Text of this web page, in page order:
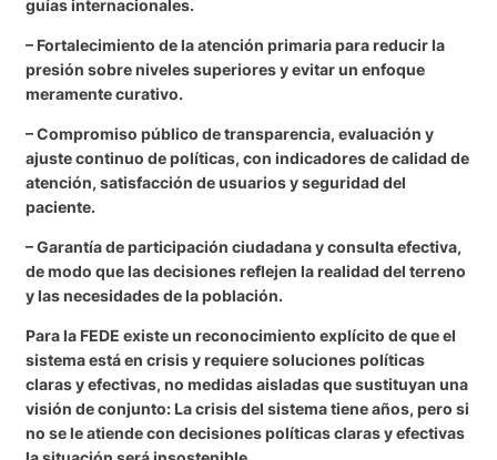
guías internacionales.
– Fortalecimiento de la atención primaria para reducir la
presión sobre niveles superiores y evitar un enfoque
meramente curativo.
– Compromiso público de transparencia, evaluación y
ajuste continuo de políticas, con indicadores de calidad de
atención, satisfacción de usuarios y seguridad del
paciente.
– Garantía de participación ciudadana y consulta efectiva,
de modo que las decisiones reflejen la realidad del terreno
y las necesidades de la población.
Para la FEDE existe un reconocimiento explícito de que el
sistema está en crisis y requiere soluciones políticas
claras y efectivas, no medidas aisladas que sustituyan una
visión de conjunto: La crisis del sistema tiene años, pero si
no se le atiende con decisiones políticas claras y efectivas